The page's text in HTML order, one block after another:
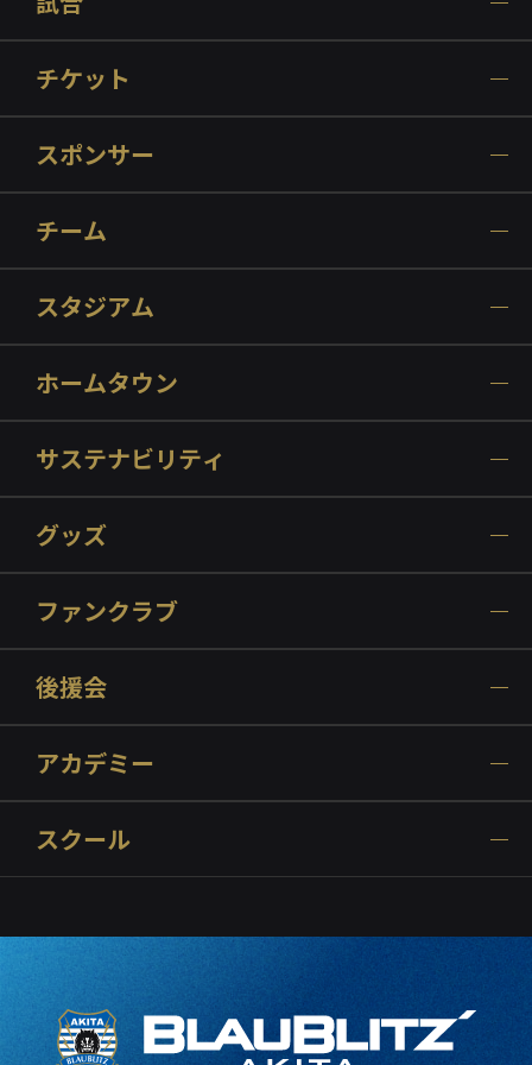
チケット
スポンサー
チーム
スタジアム
ホームタウン
サステナビリティ
グッズ
ファンクラブ
後援会
アカデミー
スクール